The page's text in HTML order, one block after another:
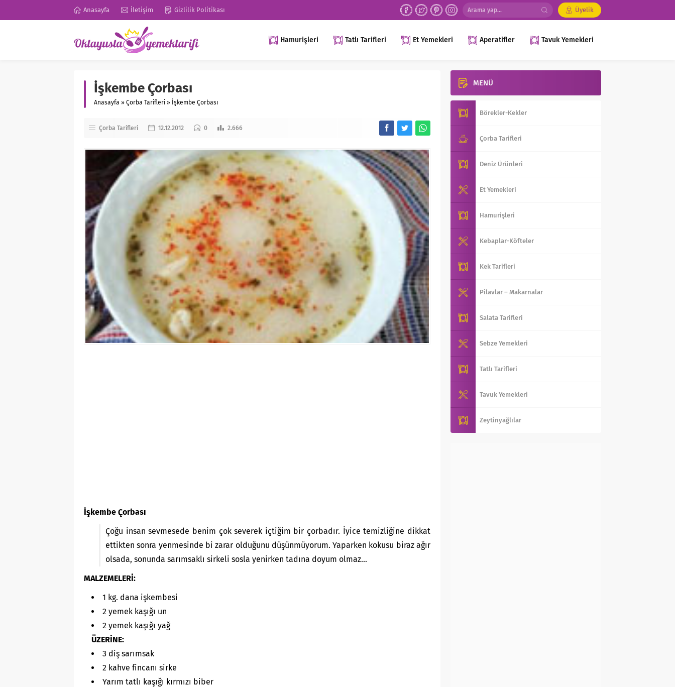
Anasayfa İletişim Gizlilik Politikası Üyelik
Hamurişleri Tatlı Tarifleri Et Yemekleri Aperatifler Tavuk Yemekleri
İşkembe Çorbası
Anasayfa » Çorba Tarifleri » İşkembe Çorbası
Çorba Tarifleri 12.12.2012 0 2.666
İşkembe Çorbası
Çoğu insan sevmesede benim çok severek içtiğim bir çorbadır. İyice temizliğine dikkat
ettikten sonra yenmesinde bi zarar olduğunu düşünmüyorum. Yaparken kokusu biraz ağır
olsada, sonunda sarımsaklı sirkeli sosla yenirken tadına doyum olmaz…
MALZEMELERİ:
1 kg. dana işkembesi
2 yemek kaşığı un
2 yemek kaşığı yağ
ÜZERİNE:
3 diş sarımsak
2 kahve fincanı sirke
Yarım tatlı kaşığı kırmızı biber
MENÜ
Börekler-Kekler
Çorba Tarifleri
Deniz Ürünleri
Et Yemekleri
Hamurişleri
Kebaplar-Köfteler
Kek Tarifleri
Pilavlar – Makarnalar
Salata Tarifleri
Sebze Yemekleri
Tatlı Tarifleri
Tavuk Yemekleri
Zeytinyağlılar